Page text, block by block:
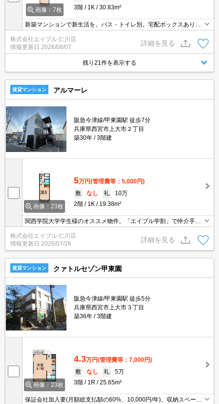
画像：7枚
3階
1K 30.83m²
新築マンションで新生活を。バス・トイレ別。宅配ボックスあり。
防犯カメラ付きマンション。クローゼット付。インターネット無料
で使い放題。シャッター式雨戸付き。室内洗濯機置場。ぜひお問い
合わせください!。
株式会社エイブル 仁川店
情報更新日 2026/08/07
詳細を見る
残り21件を表示する
賃貸マンション アルマーレ
阪急今津線/甲東園駅 徒歩7分
兵庫県西宮市上大市２丁目
築30年
3階建
画像：23枚
5万円(管理費等：5,000円)
敷
なし 礼
10万
2階
1K 19.38m²
関西学院大学学生様のオススメ物件。「エイブル学割」で仲介手数
料がお得な物件です。角部屋。南向きバルコニー。バス・トイレ
別。オートロックではじめての一人暮らしも安心でしょ。ぜひお問
合せください。
株式会社エイブル 仁川店
情報更新日 2026/07/26
詳細を見る
賃貸マンション クァトルセゾン甲東園
阪急今津線/甲東園駅 徒歩5分
兵庫県西宮市上大市３丁目
築36年
3階建
画像：23枚
4.3万円(管理費等：7,000円)
敷
なし 礼
5万
3階
1R 25.65m²
保証会社加入要(月額総支払額の60%、10,000円/年)。収納スペース